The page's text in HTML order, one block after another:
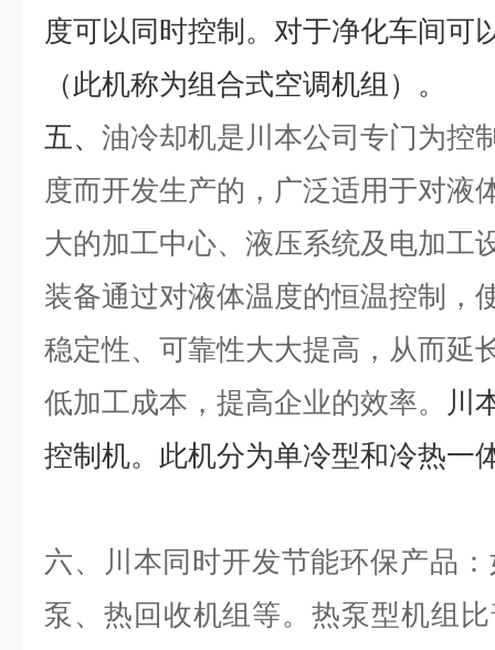
度可以同时控制。对于净化车间可
（此机称为组合式空调机组）。
五、 油冷却机是川本公司专门为控
度而开发生产的，广泛适用于对液
大的加工中心、液压系统及电加工
装备通过对液体温度的恒温控制，
稳定性、可靠性大大提高，从而延
低加工成本，提高企业的效率。
川
控制机。此机分为单冷型和冷热一
六、川本同时开发节能环保产品
泵、热回收机组等。热泵型机组